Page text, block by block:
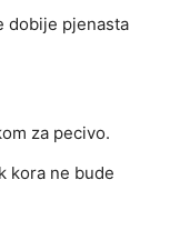
dobije pjenasta
za pecivo.
kora ne bude